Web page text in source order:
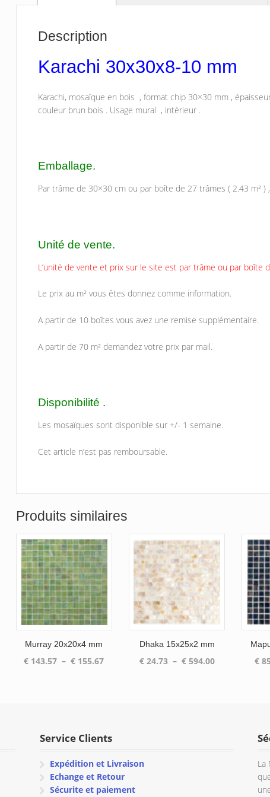
Description
Karachi 30x30x8-10 mm
Karachi, mosaïque en bois , format chip 30×30 mm ,
couleur brun bois . Usage mural , intérieur .
Emballage.
Par trâme de 30×30 cm ou par boîte de 27 trâmes ( 2.43 m² )
Unité de vente.
L’unité de vente et prix sur le site est par trâme ou par boîte
Le prix au m² vous êtes donnez comme information.
A partir de 10 boîtes vous avez une remise supplémentaire.
A partir de 70 m² demandez votre prix par mail.
Disponibilité .
Les mosaïques sont disponible sur +/- 1 semaine.
Cet article n’est pas remboursable.
Produits similaires
Murray 20x20x4 mm
€ 143.57 – € 155.67Plage
Dhaka 15x25x2 mm
€24.73 – €594.00Plage
€
Service Clients
Expédition et Livraison
Echange et Retour
Sécurite et paiement
La